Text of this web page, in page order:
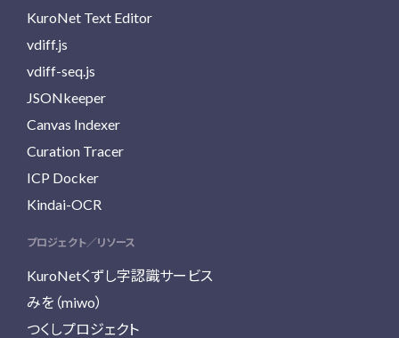
KuroNet Text Editor
vdiff.js
vdiff-seq.js
JSONkeeper
Canvas Indexer
Curation Tracer
ICP Docker
Kindai-OCR
プロジェクト／リソース
KuroNetくずし字認識サービス
みを（miwo）
つくしプロジェクト